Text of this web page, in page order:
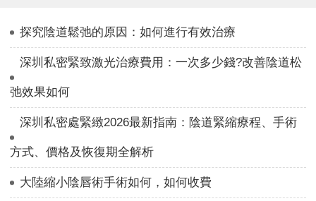
探究陰道鬆弛的原因：如何進行有效治療
深圳私密緊致激光治療費用：一次多少錢?改善陰道松
弛效果如何
深圳私密處緊緻2026最新指南：陰道緊縮療程、手術
方式、價格及恢復期全解析
大陸縮小陰唇術手術如何，如何收費